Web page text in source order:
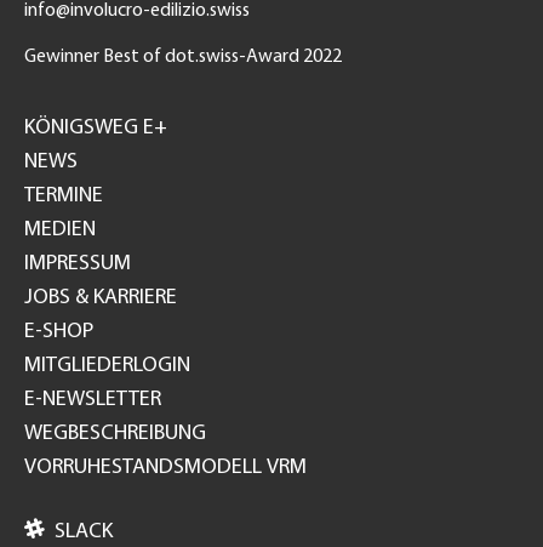
info@involucro-edilizio.swiss
Gewinner Best of dot.swiss-Award 2022
GH
KÖNIGSWEG E+
NEWS
TERMINE
MEDIEN
IMPRESSUM
JOBS & KARRIERE
E-SHOP
MITGLIEDERLOGIN
E-NEWSLETTER
WEGBESCHREIBUNG
VORRUHESTANDSMODELL VRM
 SLACK